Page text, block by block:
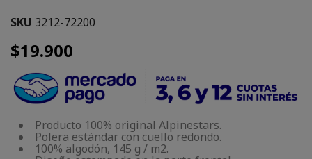
SKU 3212-72200
$19.900
Producto 100% original Alpinestars.
Polera estándar con cuello redondo.
100% algodón, 145 g / m2.